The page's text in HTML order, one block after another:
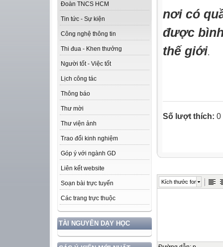
Đoàn TNCS HCM
Tin tức - Sự kiện
Công nghệ thông tin
Thi đua - Khen thưởng
Người tốt - Việc tốt
Lịch công tác
Thông báo
Thư mời
Thư viện ảnh
Trao đổi kinh nghiệm
Góp ý với ngành GD
Liên kết website
Soạn bài trực tuyến
Các trang trực thuộc
TÀI NGUYÊN DẠY HỌC
nơi có
được
thế giới.
Số lượt thích: 0
Kích thước font